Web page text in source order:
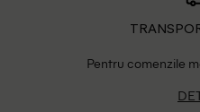
Pentru comenzile